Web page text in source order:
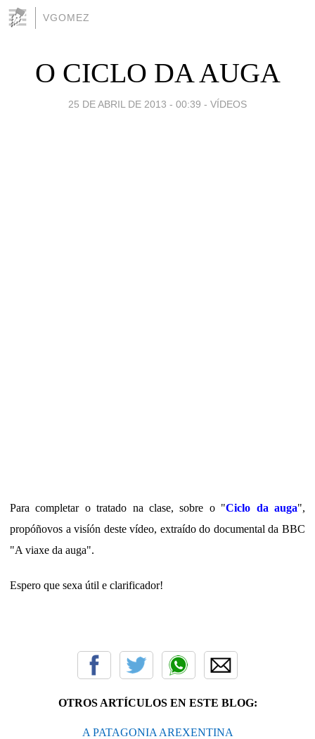
VGOMEZ
O CICLO DA AUGA
25 DE ABRIL DE 2013 - 00:39 - VÍDEOS
Para completar o tratado na clase, sobre o "Ciclo da auga",
propóñovos a visíón deste vídeo, extraído do documental da BBC
"A viaxe da auga".
Espero que sexa útil e clarificador!
OTROS ARTÍCULOS EN ESTE BLOG:
A PATAGONIA AREXENTINA